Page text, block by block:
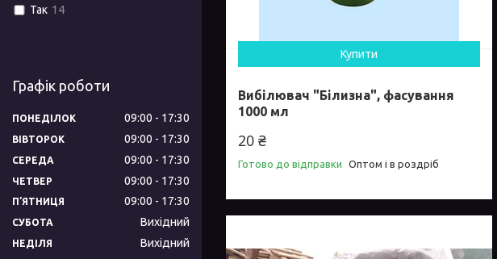
Купити
Вибілювач "Білизна", фасування
1000 мл
20 ₴
Готово до відправки Оптом і в роздріб
Так 14
Графік роботи
ПОНЕДІЛОК 09:00 17:30
ВІВТОРОК 09:00 17:30
СЕРЕДА 09:00 17:30
ЧЕТВЕР 09:00 17:30
ПʼЯТНИЦЯ 09:00 17:30
СУБОТА Вихідний
НЕДІЛЯ Вихідний